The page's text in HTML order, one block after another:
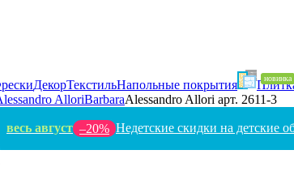
ДекорТекстильНапольные покрытия
AlloriBarbaraAlessandro Allori арт. 2611-3
весь август –20% Недетские скидки на детские